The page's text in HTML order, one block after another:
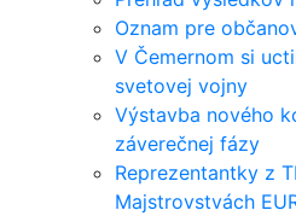
Oznam pre
V Čemernom si
svetovej vojny
Výstavba nového
záverečnej fázy
Reprezentantky z
Majstrovstvách